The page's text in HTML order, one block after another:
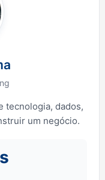
tecnologia, dados,
um negócio.